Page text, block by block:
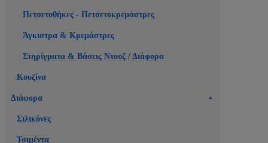
Πετσετοθήκες - Πετσετοκρεμάστρες
Άγκιστρα & Κρεμάστρες
Στηρίγματα & Βάσεις Ντουζ / Διάφορα
Κουζίνα
Διάφορα
Σιλικόνες
Τσιμέντα